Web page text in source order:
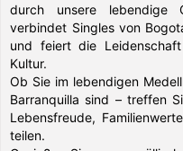
durch unsere lebendige
verbindet Singles von
und feiert die
Kultur.
Ob Sie im lebendigen
Barranquilla sind – treffen
Lebensfreude,
teilen.